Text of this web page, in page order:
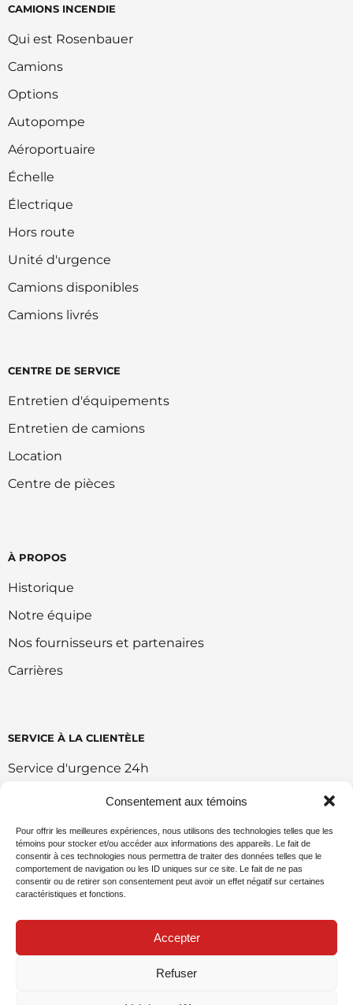
Consentement aux témoins
Pour offrir les meilleures expériences, nous utilisons des technologies telles que les
témoins pour stocker et/ou accéder aux informations des appareils. Le fait de
consentir à ces technologies nous permettra de traiter des données telles que le
comportement de navigation ou les ID uniques sur ce site. Le fait de ne pas
consentir ou de retirer son consentement peut avoir un effet négatif sur certaines
caractéristiques et fonctions.
Accepter
Refuser
CAMIONS INCENDIE
Qui est Rosenbauer
Camions
Options
Autopompe
Aéroportuaire
Échelle
Électrique
Hors route
Unité d'urgence
Camions disponibles
Camions livrés
CENTRE DE SERVICE
Entretien d'équipements
Entretien de camions
Location
Centre de pièces
À PROPOS
Historique
Notre équipe
Nos fournisseurs et partenaires
Carrières
SERVICE À LA CLIENTÈLE
Service d'urgence 24h
Retour et échange
Conditions d'utilisation du portail
Politique de vente en ligne
Politique environnemental